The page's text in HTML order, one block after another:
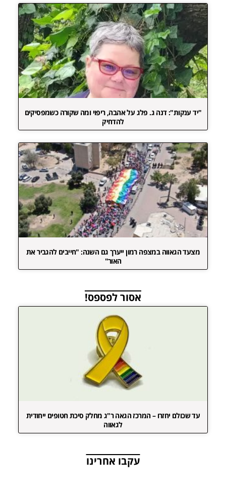
"יד ענקות": דנה ג. פלג על אהבה, ריפוי ומה שקורה כשמפסיקים
להדחיק
מצעד הגאווה במצפה רמון ייערך גם השנה: "חייבים להגביר את
האור"
אסור לפספס!
עד שכולם יחזרו – המרכז הגאה ר"ג מחלק סיכת חטופים ייחודית
לגאווה
עקבו אחרינו